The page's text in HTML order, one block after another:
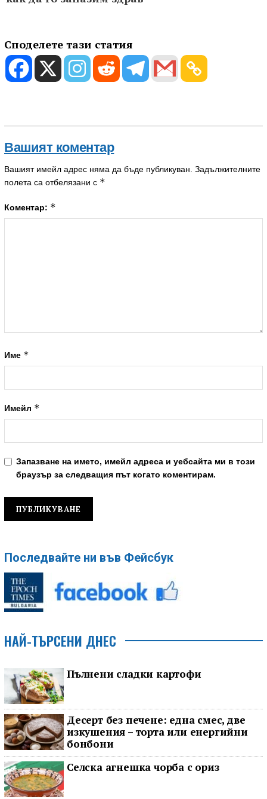
Споделете тази статия
Вашият коментар
Вашият имейл адрес няма да бъде публикуван. Задължителните
полета са отбелязани с *
Коментар: *
Име *
Имейл *
Запазване на името, имейл адреса и уебсайта ми в този
браузър за следващия път когато коментирам.
Последвайте ни във Фейсбук
НАЙ-ТЪРСЕНИ ДНЕС
Пълнени сладки картофи
Десерт без печене: една смес, две
изкушения – торта или енергийни
бонбони
Селска агнешка чорба с ориз